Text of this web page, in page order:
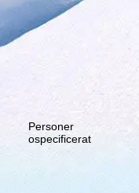
Personer
ospecificerat